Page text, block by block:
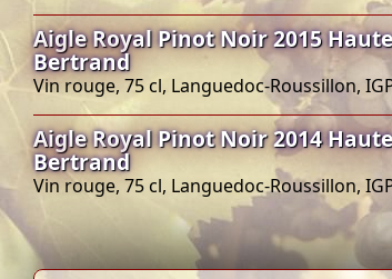
Aigle Royal Pinot Noir 2015
Bertrand
Vin rouge, 75 cl, Languedoc-Roussillon,
Aigle Royal Pinot Noir 2014
Bertrand
Vin rouge, 75 cl, Languedoc-Roussillon,